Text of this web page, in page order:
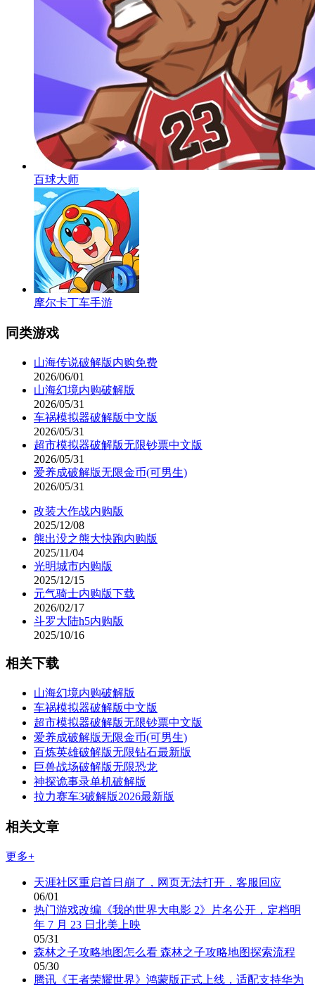
百球大师
摩尔卡丁车手游
同类游戏
山海传说破解版内购免费
2026/06/01
山海幻境内购破解版
2026/05/31
车祸模拟器破解版中文版
2026/05/31
超市模拟器破解版无限钞票中文版
2026/05/31
爱养成破解版无限金币(可男生)
2026/05/31
改装大作战内购版
2025/12/08
熊出没之熊大快跑内购版
2025/11/04
光明城市内购版
2025/12/15
元气骑士内购版下载
2026/02/17
斗罗大陆h5内购版
2025/10/16
相关下载
山海幻境内购破解版
车祸模拟器破解版中文版
超市模拟器破解版无限钞票中文版
爱养成破解版无限金币(可男生)
百炼英雄破解版无限钻石最新版
巨兽战场破解版无限恐龙
神探诡事录单机破解版
拉力赛车3破解版2026最新版
相关文章
更多+
天涯社区重启首日崩了，网页无法打开，客服回应
06/01
热门游戏改编《我的世界大电影 2》片名公开，定档明
年 7 月 23 日北美上映
05/31
森林之子攻略地图怎么看 森林之子攻略地图探索流程
05/30
腾讯《王者荣耀世界》鸿蒙版正式上线，适配支持华为